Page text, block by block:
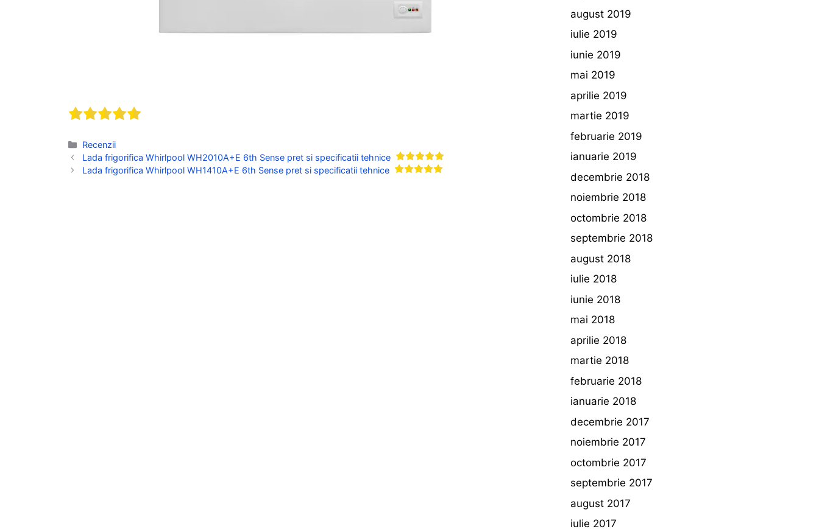
Categorii
Recenzii
Lada frigorifica Whirlpool WH2010A+E 6th Sense pret si specificatii tehnice
Lada frigorifica Whirlpool WH1410A+E 6th Sense pret si specificatii tehnice
august 2019
iulie 2019
iunie 2019
mai 2019
aprilie 2019
martie 2019
februarie 2019
ianuarie 2019
decembrie 2018
noiembrie 2018
octombrie 2018
septembrie 2018
august 2018
iulie 2018
iunie 2018
mai 2018
aprilie 2018
martie 2018
februarie 2018
ianuarie 2018
decembrie 2017
noiembrie 2017
octombrie 2017
septembrie 2017
august 2017
iulie 2017